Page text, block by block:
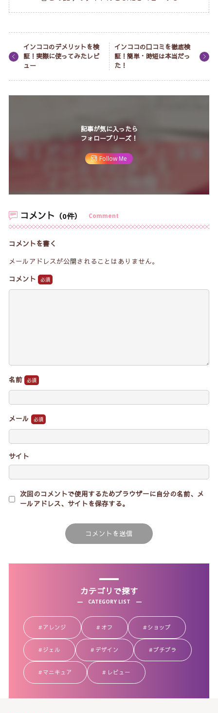
インココのデメリットを検
証！実際に使ってみたレビ
ュー
インココの口コミを徹底検
証！簡単・時短は本当だっ
た！
記事が気に入ったら
フォロープリーズ！
Follow Me
コメント （0件） Comment
コメントを書く
メールアドレスが公開されることはありません。
コメント
名前
メール
サイト
次回のコメントで使用するためブラウザーに自分の名前、メ
ールアドレス、サイトを保存する。
カテゴリで探す
CATEGORY LIST
アレンジ オフ ショップ
ジェル デザイン プチプラ
マニキュア レビュー